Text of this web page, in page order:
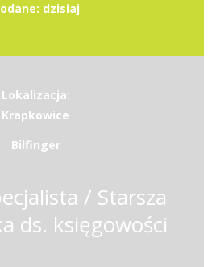
dzisiaj
Lokalizacja:
Krapkowice
Bilfinger
/ Starsza
ds. księgowości